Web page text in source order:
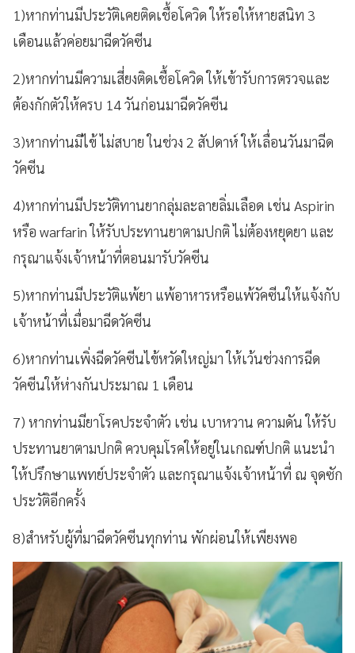
1)หากท่านมีประวัติเคยติดเชื้อโควิด ให้รอให้หายสนิท 3
เดือนแล้วค่อยมาฉีดวัคซีน
2)หากท่านมีความเสี่ยงติดเชื้อโควิด ให้เข้ารับการตรวจและ
ต้องกักตัวให้ครบ 14วันก่อนมาฉีดวัคซีน
3)หากท่านมีไข้ ไม่สบาย ในช่วง 2 สัปดาห์ ให้เลื่อนวันมาฉีด
วัคซีน
4)หากท่านมีประวัติทานยากลุ่มละลายลิ่มเลือด เช่น Aspirin
หรือ warfarinให้รับประทานยาตามปกติ ไม่ต้องหยุดยา และ
กรุณาแจ้งเจ้าหน้าที่ตอนมารับวัคซีน
5)หากท่านมีประวัติแพ้ยา แพ้อาหารหรือแพ้วัคซีนให้แจ้งกับ
เจ้าหน้าที่เมื่อมาฉีดวัคซีน
6)หากท่านเพิ่งฉีดวัคซีนไข้หวัดใหญ่มา ให้เว้นช่วงการฉีด
วัคซีนให้ห่างกันประมาณ 1 เดือน
7) หากท่านมียาโรคประจำตัว เช่น เบาหวาน ความดัน ให้รับ
ประทานยาตามปกติ ควบคุมโรคให้อยู่ในเกณฑ์ปกติ แนะนำ
ให้ปรึกษาแพทย์ประจำตัว และกรุณาแจ้งเจ้าหน้าที่ ณ จุดซัก
ประวัติอีกครั้ง
8)สำหรับผู้ที่มาฉีดวัคซีนทุกท่าน พักผ่อนให้เพียงพอ